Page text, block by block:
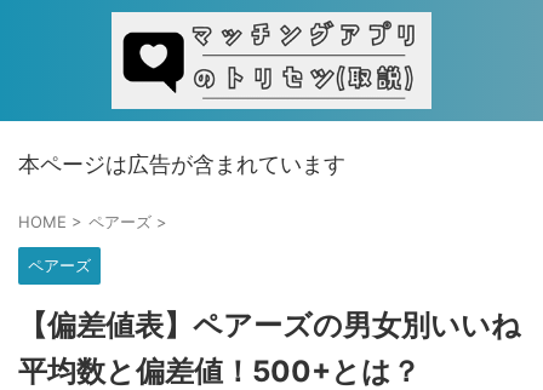
本ページは広告が含まれています
HOME > ペアーズ >
ペアーズ
【偏差値表】ペアーズの男女別いいね
平均数と偏差値！500+とは？